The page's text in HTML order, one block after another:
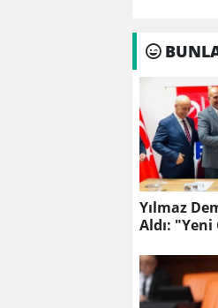
Yılmaz
Aldı: